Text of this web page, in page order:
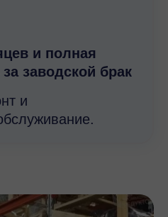
и полная
заводской брак
и